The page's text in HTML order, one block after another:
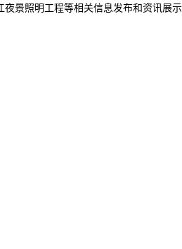
景照明工程等相关信息发布和资讯展示